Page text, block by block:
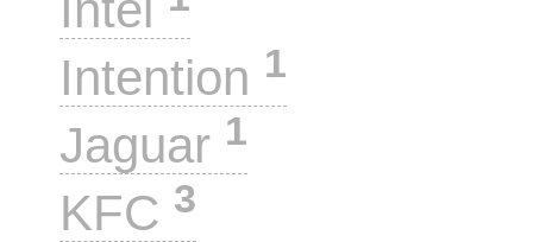
Intention 1
Jaguar 1
KFC 3